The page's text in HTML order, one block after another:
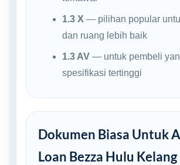
1.3 X — pilihan popular
dan ruang lebih baik
1.3 AV— untuk pembeli
spesifikasi tertinggi
Dokumen Biasa Untuk
Loan Bezza Hulu Kelang